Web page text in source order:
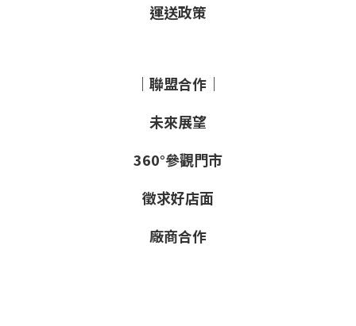
運送政策
｜聯盟合作｜
未來展望
360°參觀門市
徵求好店面
廠商合作